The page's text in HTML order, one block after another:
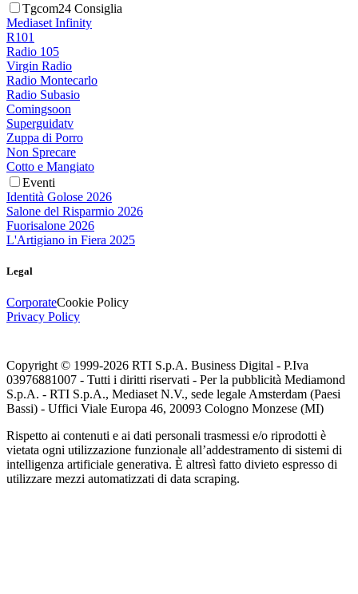
Tgcom24 Consiglia
Mediaset Infinity
R101
Radio 105
Virgin Radio
Radio Montecarlo
Radio Subasio
Comingsoon
Superguidatv
Zuppa di Porro
Non Sprecare
Cotto e Mangiato
Eventi
Identità Golose 2026
Salone del Risparmio 2026
Fuorisalone 2026
L'Artigiano in Fiera 2025
Legal
CorporateCookie Policy
Privacy Policy
Copyright © 1999-2026 RTI S.p.A. Business Digital - P.Iva
03976881007 - Tutti i diritti riservati - Per la pubblicità Mediamond
S.p.A. - RTI S.p.A., Mediaset N.V., sede legale Amsterdam (Paesi
Bassi) - Uffici Viale Europa 46, 20093 Cologno Monzese (MI)
Rispetto ai contenuti e ai dati personali trasmessi e/o riprodotti è
vietata ogni utilizzazione funzionale all’addestramento di sistemi di
intelligenza artificiale generativa. È altresì fatto divieto espresso di
utilizzare mezzi automatizzati di data scraping.